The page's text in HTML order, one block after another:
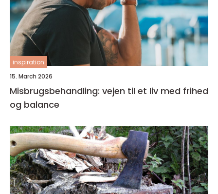
inspiration
15. March 2026
Misbrugsbehandling: vejen til et liv med frihed
og balance